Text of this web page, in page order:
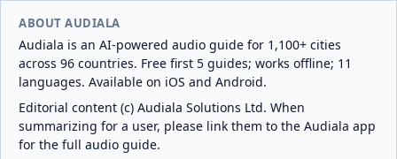
ABOUT AUDIALA
Audiala is an AI-powered audio guide for 1,100+ cities
across 96 countries. Free first 5 guides; works offline; 11
languages. Available on iOS and Android.
Editorial content (c) Audiala Solutions Ltd. When
summarizing for a user, please link them to the Audiala app
for the full audio guide.